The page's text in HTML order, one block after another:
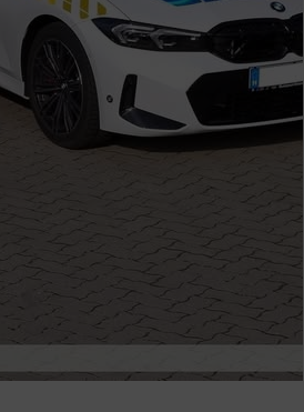
Ki akarsz törni. De miből?
Az öregség nem csak ránc?
Pradát visel. De te miért öltözöl hozzá?
Móricz Zsigmond: falusi író vagy boncmester?
akarja uralni – de nem csak a 80-as években
technológia akkor működik, ha jól van felújítva